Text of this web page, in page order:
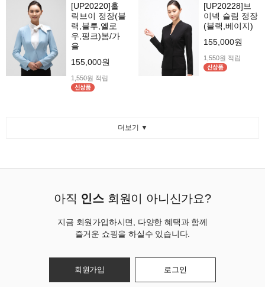
[UP20220]홀
릭브이 정장(블
랙,블루,옐로
우,핑크)봄/가
을
155,000원
1,550원 적립
[UP20228]브
이넥 슬림 정장
(블랙,베이지)
155,000원
1,550원 적립
더보기 ▼
아직 인스 회원이 아니신가요?
지금 회원가입하시면, 다양한 혜택과 함께
즐거운 쇼핑을 하실수 있습니다.
회원가입 로그인